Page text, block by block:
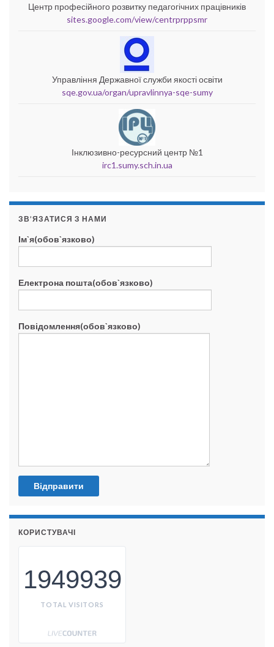
Центр професійного розвитку педагогічних працівників
sites.google.com/view/centrprppsmr
Управління Державної служби якості освіти
sqe.gov.ua/organ/upravlinnya-sqe-sumy
Інклюзивно-ресурсний центр №1
irc1.sumy.sch.in.ua
ЗВ’ЯЗАТИСЯ З НАМИ
Ім`я(обов`язково)
Електрона пошта(обов`язково)
Повідомлення(обов`язково)
КОРИСТУВАЧІ
1949939
TOTAL VISITORS